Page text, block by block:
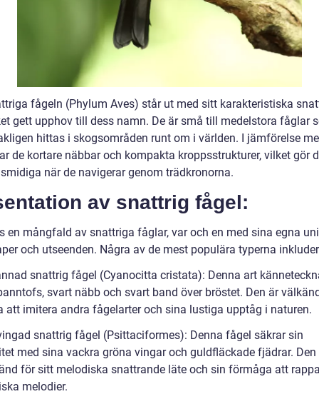
fågeln (Phylum Aves) står ut med sitt karakteristiska
gett upphov till dess namn. De är små till medelstora fåglar
hittas i skogsområden runt om i världen. I jämförelse
de kortare näbbar och kompakta kroppsstrukturer, vilket gör
när de navigerar genom trädkronorna.
av snattrig fågel:
en mångfald av snattriga fåglar, var och en med sina egna
och utseenden. Några av de mest populära typerna
snattrig fågel (Cyanocitta cristata): Denna art
svart näbb och svart band över bröstet. Den är
att imitera andra fågelarter och sina lustiga upptåg i naturen.
snattrig fågel (Psittaciformes): Denna fågel säkrar sin
med sina vackra gröna vingar och guldfläckade fjädrar. Den
för sitt melodiska snattrande läte och sin förmåga att
melodier.